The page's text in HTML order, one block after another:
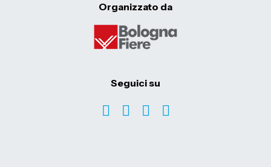
Organizzato da
Seguici su